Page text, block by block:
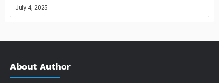
July 4, 2025
About Author